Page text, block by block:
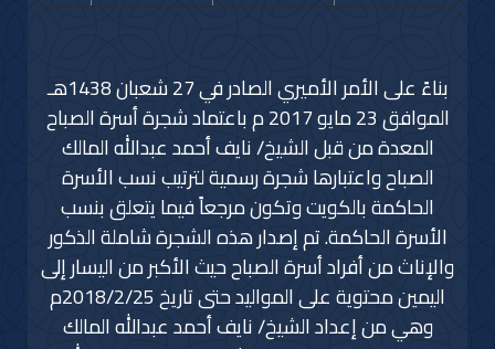
بناءً على الأمر الأميري الصادر في 27 شعبان 1438هـ
الموافق 23 مايو 2017 م باعتماد شجرة أسرة الصباح
المعدة من قبل الشيخ/ نايف أحمد عبدالله المالك
الصباح واعتبارها شجرة رسمية لترتيب نسب الأسرة
الحاكمة بالكويت وتكون مرجعاً فيما يتعلق بنسب
الأسرة الحاكمة. تم إصدار هذه الشجرة شاملة الذكور
والإناث من أفراد أسرة الصباح حيث الأكبر من اليسار إلى
اليمين محتوية على المواليد حتى تاريخ 2018/2/25م
وهي من إعداد الشيخ/ نايف أحمد عبدالله المالك